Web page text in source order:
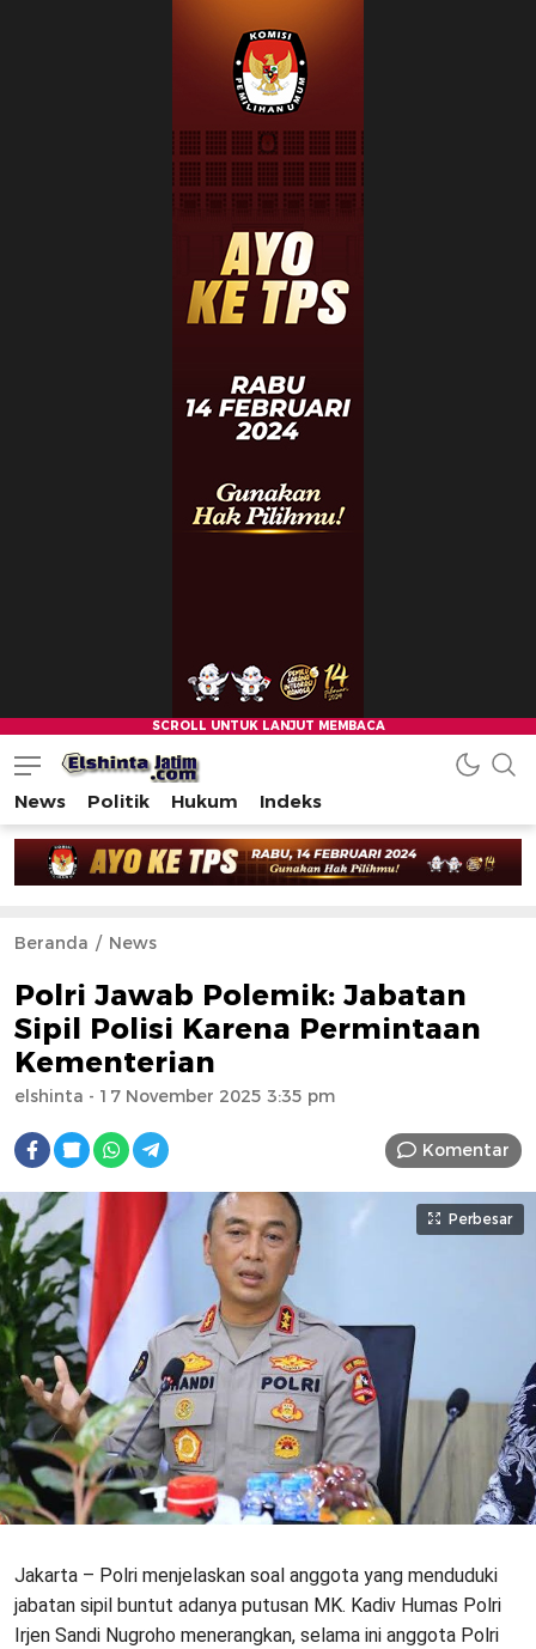
News Politik Hukum Indeks
Beranda News
Polri Jawab Polemik: Jabatan
Sipil Polisi Karena Permintaan
Kementerian
elshinta - 17 November 2025 3:35 pm
Komentar
Perbesar
Jakarta – Polri menjelaskan soal anggota yang menduduki
jabatan sipil buntut adanya putusan MK. Kadiv Humas Polri
Irjen Sandi Nugroho menerangkan, selama ini anggota Polri